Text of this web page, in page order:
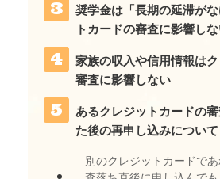
奨学金は「長期の延滞が
トカードの審査に影響し
家族の収入や信用情報は
審査に影響しない
あるクレジットカードの
た後の再申し込みについて
別のクレジットカードで